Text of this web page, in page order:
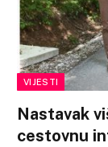
VIJESTI
Nastavak
cestovnu